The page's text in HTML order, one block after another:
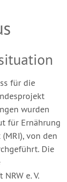
für die
wurden
für Ernährung
von den
Die
e. V.